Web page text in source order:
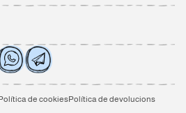
de cookiesPolítica de devolucions